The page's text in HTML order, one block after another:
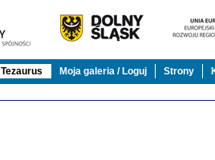
Tezaurus Moja galeria / Loguj Strony